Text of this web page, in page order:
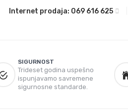
Internet prodaja: 069 616 625
SIGURNOST
Trideset godina uspešno
ispunjavamo savremene
sigurnosne standarde.